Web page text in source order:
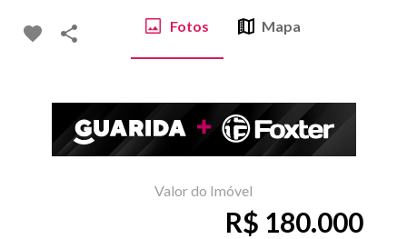
Fotos Mapa
Valor do Imóvel
R$ 180.000